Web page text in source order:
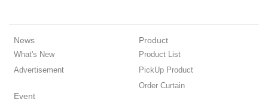
News
What's New
Advertisement
Event
Product
Product List
PickUp Product
Order Curtain